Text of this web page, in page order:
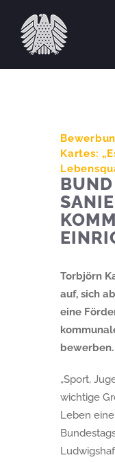
Inhalt
springen
Kartes:
Torbjörn
auf, sich
eine
bewerben.
„Sport,
wichtige
Leben